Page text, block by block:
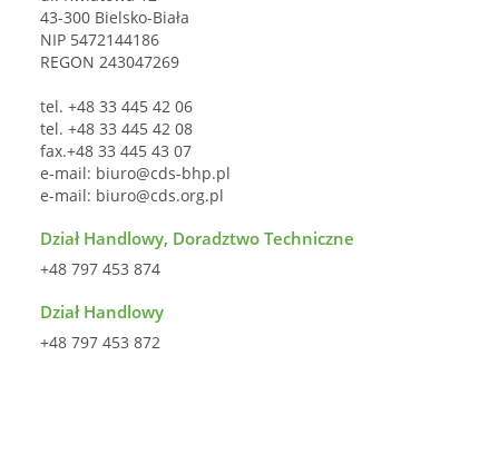
43-300 Bielsko-Biała
NIP 5472144186
REGON 243047269
tel. +48 33 445 42 06
tel. +48 33 445 42 08
fax.+48 33 445 43 07
e-mail: biuro@cds-bhp.pl
e-mail: biuro@cds.org.pl
Dział Handlowy, Doradztwo Techniczne
+48 797 453 874
Dział Handlowy
+48 797 453 872